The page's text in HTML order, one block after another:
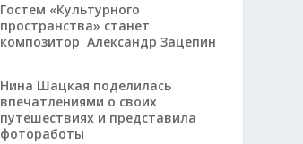
Гостем «Культурного
пространства» станет
композитор Александр Зацепин
Нина Шацкая поделилась
впечатлениями о своих
путешествиях и представила
фотоработы